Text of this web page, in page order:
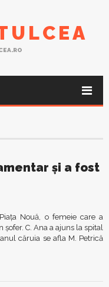
şi a fost
Nouă, o femeie care a
C. Ana a ajuns la spital
căruia se afla M. Petrică